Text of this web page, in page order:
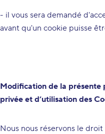
- il vous sera demandé
avant qu'un cookie puisse
Modification de la
privée et d’utilisation des
Nous nous réservons le